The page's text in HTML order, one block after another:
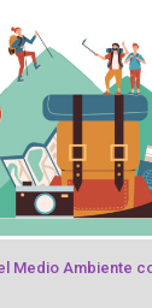
Medio Ambiente